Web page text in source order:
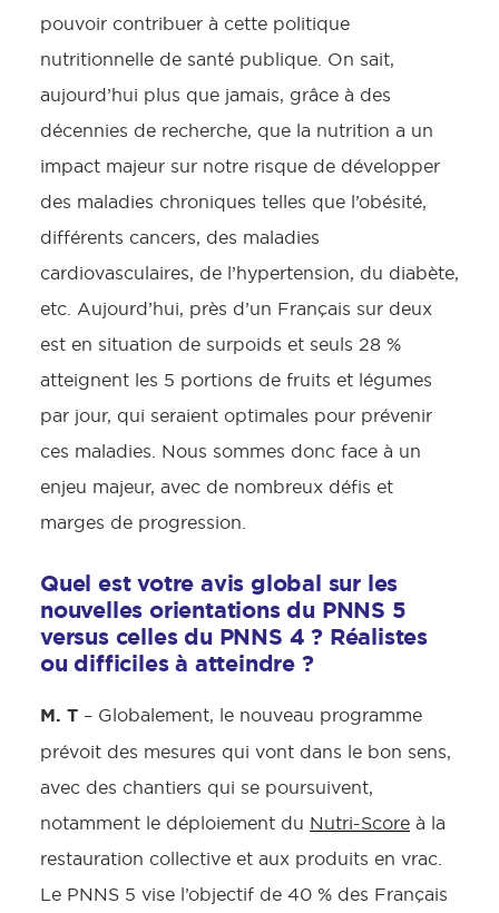
pouvoir contribuer à cette politique
nutritionnelle de santé publique. On sait,
aujourd’hui plus que jamais, grâce à des
décennies de recherche, que la nutrition a un
impact majeur sur notre risque de développer
des maladies chroniques telles que l’obésité,
différents cancers, des maladies
cardiovasculaires, de l’hypertension, du diabète,
etc. Aujourd’hui, près d’un Français sur deux
est en situation de surpoids et seuls 28 %
atteignent les 5 portions de fruits et légumes
par jour, qui seraient optimales pour prévenir
ces maladies. Nous sommes donc face à un
enjeu majeur, avec de nombreux défis et
marges de progression.
Quel est votre avis global sur les
nouvelles orientations du PNNS 5
versus celles du PNNS 4 ? Réalistes
ou difficiles à atteindre ?
M. T – Globalement, le nouveau programme
prévoit des mesures qui vont dans le bon sens,
avec des chantiers qui se poursuivent,
notamment le déploiement du Nutri-Score à la
restauration collective et aux produits en vrac.
Le PNNS 5 vise l’objectif de 40 % des Français